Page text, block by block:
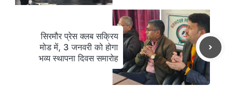
सिरमौर प्रेस क्लब सक्रिय
मोड में, 3 जनवरी को होगा
भव्य स्थापना दिवस समारोह